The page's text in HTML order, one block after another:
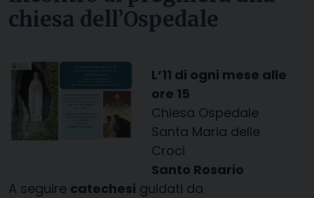
chiesa dell’Ospedale
L’11 di ogni mese alle
ore 15
Chiesa Ospedale
Santa Maria delle
Croci
Santo Rosario
A seguire catechesi guidati da